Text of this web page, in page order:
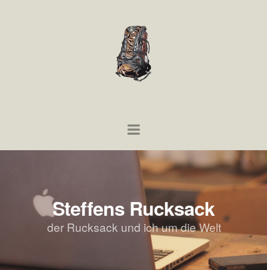
Steffens Rucksack
der Rucksack und ich um die Welt